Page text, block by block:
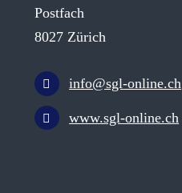
Postfach
8027 Zürich
info@sgl-online.ch
www.sgl-online.ch